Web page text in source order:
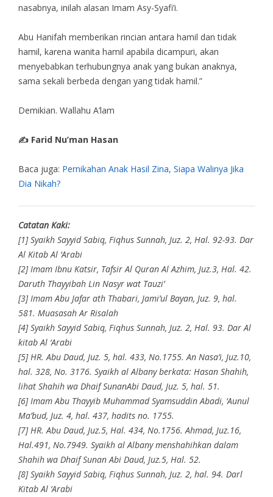
nasabnya, inilah alasan Imam Asy-Syafi’i.
Abu Hanifah memberikan rincian antara hamil dan tidak
hamil, karena wanita hamil apabila dicampuri, akan
menyebabkan terhubungnya anak yang bukan anaknya,
sama sekali berbeda dengan yang tidak hamil.”
Demikian. Wallahu A’lam
✍ Farid Nu’man Hasan
Baca juga: Pernikahan Anak Hasil Zina, Siapa Walinya Jika
Dia Nikah?
Catatan Kaki:
[1] Syaikh Sayyid Sabiq, Fiqhus Sunnah, Juz. 2, Hal. 92-93. Dar
Al Kitab Al ‘Arabi
[2] Imam Ibnu Katsir, Tafsir Al Quran Al Azhim, Juz.3, Hal. 42.
Daruth Thayyibah Lin Nasyr wat Tauzi’
[3] Imam Abu Jafar ath Thabari, Jami’ul Bayan, Juz. 9, hal.
581. Muasasah Ar Risalah
[4] Syaikh Sayyid Sabiq, Fiqhus Sunnah, Juz. 2, Hal. 93. Dar Al
kitab Al ‘Arabi
[5] HR. Abu Daud, Juz. 5, hal. 433, No.1755. An Nasa’i, Juz.10,
hal. 328, No. 3176. Syaikh al Albany berkata: Hasan Shahih,
lihat Shahih wa Dhaif SunanAbi Daud, Juz. 5, hal. 51.
[6] Imam Abu Thayyib Muhammad Syamsuddin Abadi, ‘Aunul
Ma’bud, Juz. 4, hal. 437, hadits no. 1755.
[7] HR. Abu Daud, Juz.5, Hal. 434, No.1756. Ahmad, Juz.16,
Hal.491, No.7949. Syaikh al Albany menshahihkan dalam
Shahih wa Dhaif Sunan Abi Daud, Juz.5, Hal. 52.
[8] Syaikh Sayyid Sabiq, Fiqhus Sunnah, Juz. 2, hal. 94. Darl
Kitab Al ‘Arabi